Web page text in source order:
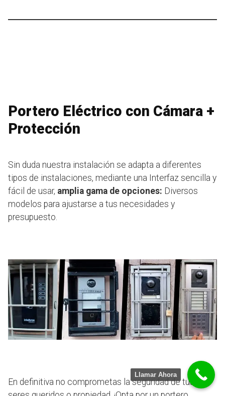
Portero Eléctrico con Cámara +
Protección
Sin duda nuestra instalación se adapta a diferentes
tipos de instalaciones, mediante una Interfaz sencilla y
fácil de usar, amplia gama de opciones: Diversos
modelos para ajustarse a tus necesidades y
presupuesto.
En definitiva no comprometas la seguridad de tus
Llamar Ahora